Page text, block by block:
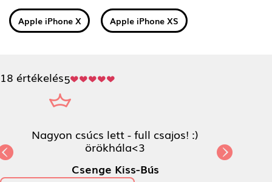
Apple iPhone X Apple iPhone XS
18 értékelés5
Nagyon csúcs lett - full csajos! :)
örökhála<3
Csenge Kiss-Bús
Previous Next